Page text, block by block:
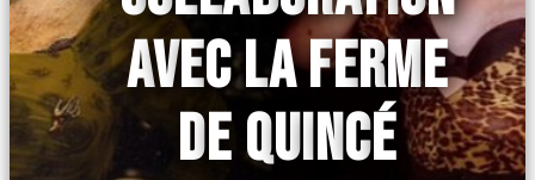
AVEC LA FERME
DE QUINCÉ